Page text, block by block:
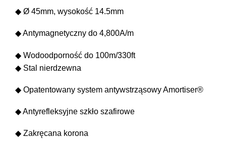
◆ Ø 45mm, wysokość 14.5mm
◆ Antymagnetyczny do 4,800A/m
◆ Wodoodporność do 100m/330ft
◆ Stal nierdzewna
◆ Opatentowany system antywstrząsowy Amortiser®
◆ Antyrefleksyjne szkło szafirowe
◆ Zakręcana korona